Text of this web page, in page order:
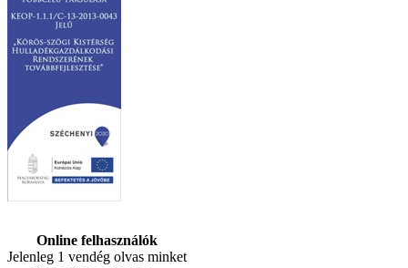
Online felhasználók
Jelenleg 1 vendég olvas minket